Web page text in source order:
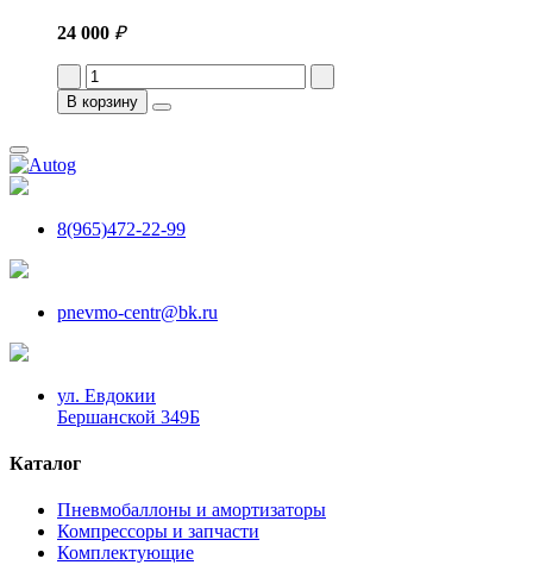
24 000 ₽
В корзину
8(965)472-22-99
pnevmo-centr@bk.ru
ул. Евдокии
Бершанской 349Б
Каталог
Пневмобаллоны и амортизаторы
Компрессоры и запчасти
Комплектующие